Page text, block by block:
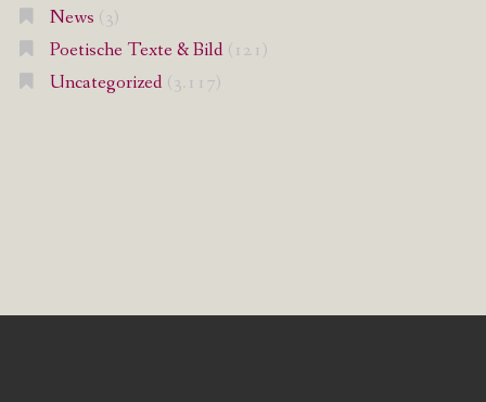
News (3)
Poetische Texte & Bild (121)
Uncategorized (3.117)